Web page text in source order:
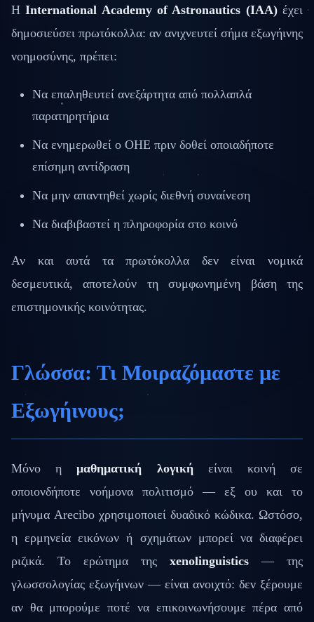
ΗInternational Academy of Astronautics (IAA)έχει
δημοσιεύσει πρωτόκολλα: αν ανιχνευτεί σήμα εξωγήινης
νοημοσύνης, πρέπει:
Να επαληθευτεί ανεξάρτητα από πολλαπλά
παρατηρητήρια
Να ενημερωθεί ο ΟΗΕ πριν δοθεί οποιαδήποτε
επίσημη αντίδραση
Να μην απαντηθεί χωρίς διεθνή συναίνεση
Να διαβιβαστεί η πληροφορία στο κοινό
Αν και αυτά τα πρωτόκολλα δεν είναι νομικά
δεσμευτικά, αποτελούν τη συμφωνημένη βάση της
επιστημονικής κοινότητας.
Γλώσσα: Τι Μοιραζόμαστε με
Εξωγήινους;
Μόνο ημαθηματική λογικήείναι κοινή σε
οποιονδήποτε νοήμονα πολιτισμό — εξ ου και το
μήνυμα Arecibo χρησιμοποιεί δυαδικό κώδικα. Ωστόσο,
η ερμηνεία εικόνων ή σχημάτων μπορεί να διαφέρει
ριζικά. Το ερώτημα της xenolinguistics — της
γλωσσολογίας εξωγήινων — είναι ανοιχτό: δεν ξέρουμε
αν θα μπορούμε ποτέ να επικοινωνήσουμε πέρα από